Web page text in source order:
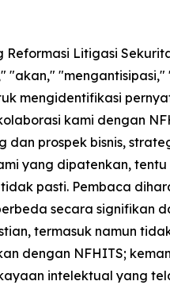
Litigasi
"akan," "mengantisipasi,"
mengidentifikasi
kami dengan
prospek bisnis,
yang dipatenkan,
pasti. Pembaca
secara signifikan
termasuk namun
dengan NFHITS;
intelektual yang